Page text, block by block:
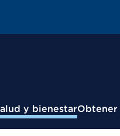
y bienestarObtener